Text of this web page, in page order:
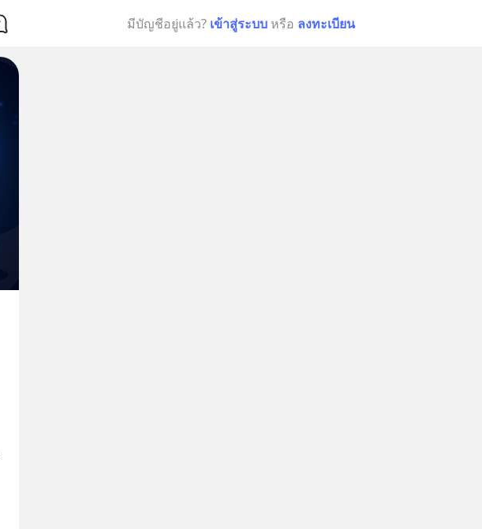
มีบัญชีอยู่แล้ว? เข้าสู่ระบบ หรือ ลงทะเบียน